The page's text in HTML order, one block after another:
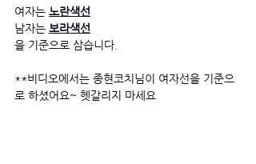
여자는 노란색선
남자는 보라색선
을 기준으로 삼습니다.
**비디오에서는 종현코치님이 여자선을 기준으
로 하셨어요~ 헷갈리지 마세요